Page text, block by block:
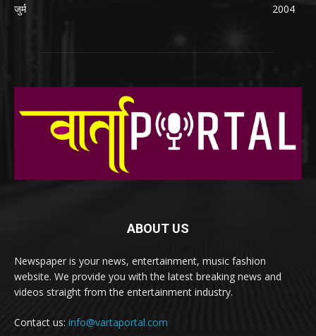
जुर्म
2004
ABOUT US
Newspaper is your news, entertainment, music fashion
website. We provide you with the latest breaking news and
videos straight from the entertainment industry.
Contact us: info@vartaportal.com